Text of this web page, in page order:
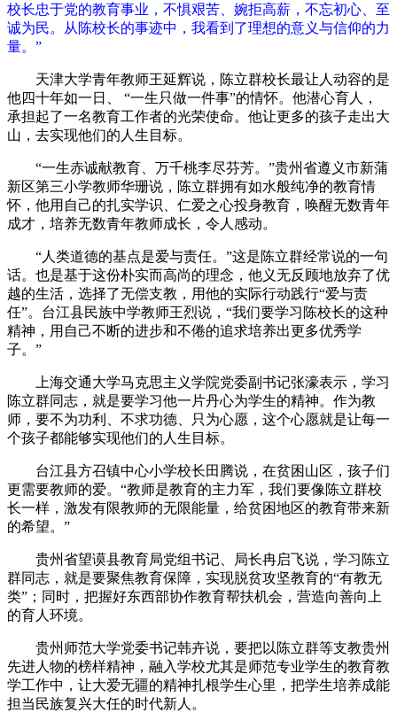
校长忠于党的教育事业，不惧艰苦、婉拒高薪，不忘初心、至
诚为民。从陈校长的事迹中，我看到了理想的意义与信仰的力
量。”
天津大学青年教师王延辉说，陈立群校长最让人动容的是
他四十年如一日、 “一生只做一件事”的情怀。他潜心育人，
承担起了一名教育工作者的光荣使命。他让更多的孩子走出大
山，去实现他们的人生目标。
“一生赤诚献教育、万千桃李尽芬芳。”贵州省遵义市新蒲
新区第三小学教师华珊说，陈立群拥有如水般纯净的教育情
怀，他用自己的扎实学识、仁爱之心投身教育，唤醒无数青年
成才，培养无数青年教师成长，令人感动。
“人类道德的基点是爱与责任。”这是陈立群经常说的一句
话。也是基于这份朴实而高尚的理念，他义无反顾地放弃了优
越的生活，选择了无偿支教，用他的实际行动践行“爱与责
任”。台江县民族中学教师王烈说，“我们要学习陈校长的这种
精神，用自己不断的进步和不倦的追求培养出更多优秀学
子。”
上海交通大学马克思主义学院党委副书记张濠表示，学习
陈立群同志，就是要学习他一片丹心为学生的精神。作为教
师，要不为功利、不求功德、只为心愿，这个心愿就是让每一
个孩子都能够实现他们的人生目标。
台江县方召镇中心小学校长田腾说，在贫困山区，孩子们
更需要教师的爱。“教师是教育的主力军，我们要像陈立群校
长一样，激发有限教师的无限能量，给贫困地区的教育带来新
的希望。”
贵州省望谟县教育局党组书记、局长冉启飞说，学习陈立
群同志，就是要聚焦教育保障，实现脱贫攻坚教育的“有教无
类”；同时，把握好东西部协作教育帮扶机会，营造向善向上
的育人环境。
贵州师范大学党委书记韩卉说，要把以陈立群等支教贵州
先进人物的榜样精神，融入学校尤其是师范专业学生的教育教
学工作中，让大爱无疆的精神扎根学生心里，把学生培养成能
担当民族复兴大任的时代新人。